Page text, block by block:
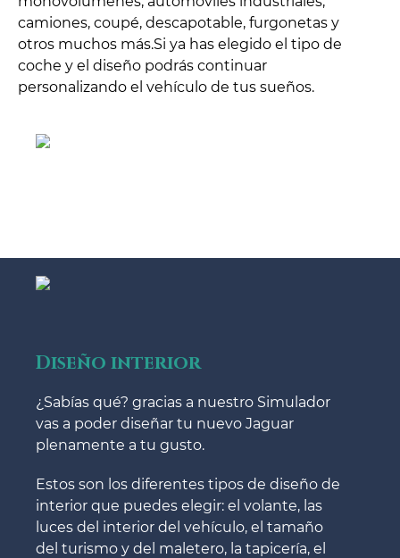
camiones, coupé, descapotable, furgonetas y
otros muchos más.Si ya has elegido el tipo de
coche y el diseño podrás continuar
personalizando el vehículo de tus sueños.
Diseño interior
¿Sabías qué? gracias a nuestro Simulador
vas a poder diseñar tu nuevo Jaguar
plenamente a tu gusto.
Estos son los diferentes tipos de diseño de
interior que puedes elegir: el volante, las
luces del interior del vehículo, el tamaño
del turismo y del maletero, la tapicería, el